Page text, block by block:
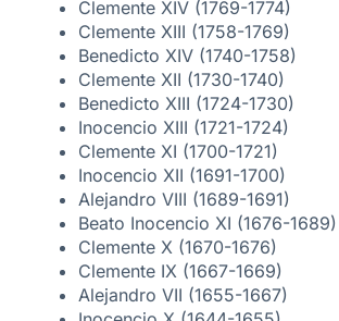
Clemente XIV (1769-1774)
Clemente XIII (1758-1769)
Benedicto XIV (1740-1758)
Clemente XII (1730-1740)
Benedicto XIII (1724-1730)
Inocencio XIII (1721-1724)
Clemente XI (1700-1721)
Inocencio XII (1691-1700)
Alejandro VIII (1689-1691)
Beato Inocencio XI (1676-1689)
Clemente X (1670-1676)
Clemente IX (1667-1669)
Alejandro VII (1655-1667)